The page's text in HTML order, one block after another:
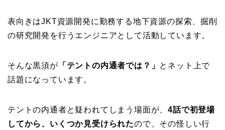
表向きはJKT資源開発に勤務する地下資源の探索、掘削
の研究開発を行うエンジニアとして活動しています。
そんな黒須が 「テントの内通者では？」 とネット上で
話題になっています。
テントの内通者と疑われてしまう場面が、4話で初登場
してから、いくつか見受けられたので、その怪しい行